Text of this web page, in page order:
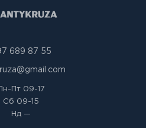
689 87 55
Пн-Пт09-17
Сб 09-15
Нд —